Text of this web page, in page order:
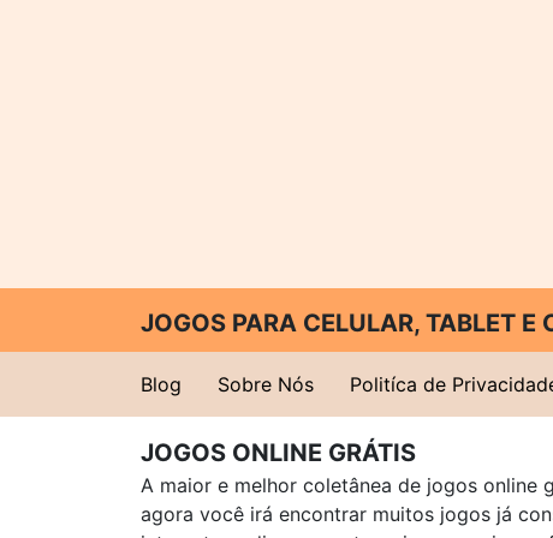
JOGOS PARA CELULAR, TABLET E
Blog Sobre Nós Politíca de
JOGOS ONLINE GRÁTIS
A maior e melhor coletânea de jogos online
agora você irá encontrar muitos jogos já